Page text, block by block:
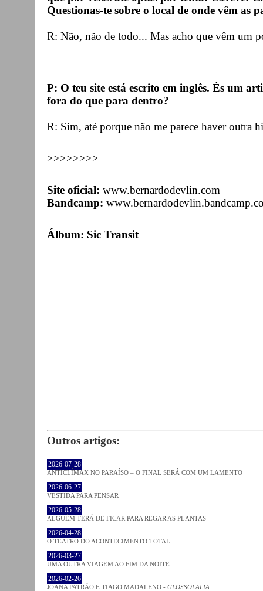
Questionas-te sobre o local de onde vêm as
R: Não, não de todo... Mas acho que vêm um
P: O teu site está escrito em inglês. És um
fora do que para dentro?
R: Sim, até porque não me parece haver outra
>>>>>>>>
Site oficial: www.bernardodevlin.com
Bandcamp:
Álbum: Sic Transit
Outros artigos:
2026-07-28
ANTICLÍMAX NO PARAÍSO – O FINAL SERÁ COM UM LAMENTO
2026-06-27
VESTIDA PARA PENSAR
2026-05-28
ALGUÉM TERÁ DE FICAR PARA REGAR AS PLANTAS
2026-04-28
O TEATRO DO ACONTECIMENTO TOTAL
2026-03-27
UMA OUTRA VIAGEM AO FIM DA NOITE
2026-02-26
JOANA PATRÃO E TIAGO MADALENO - GLOSSOLALIA